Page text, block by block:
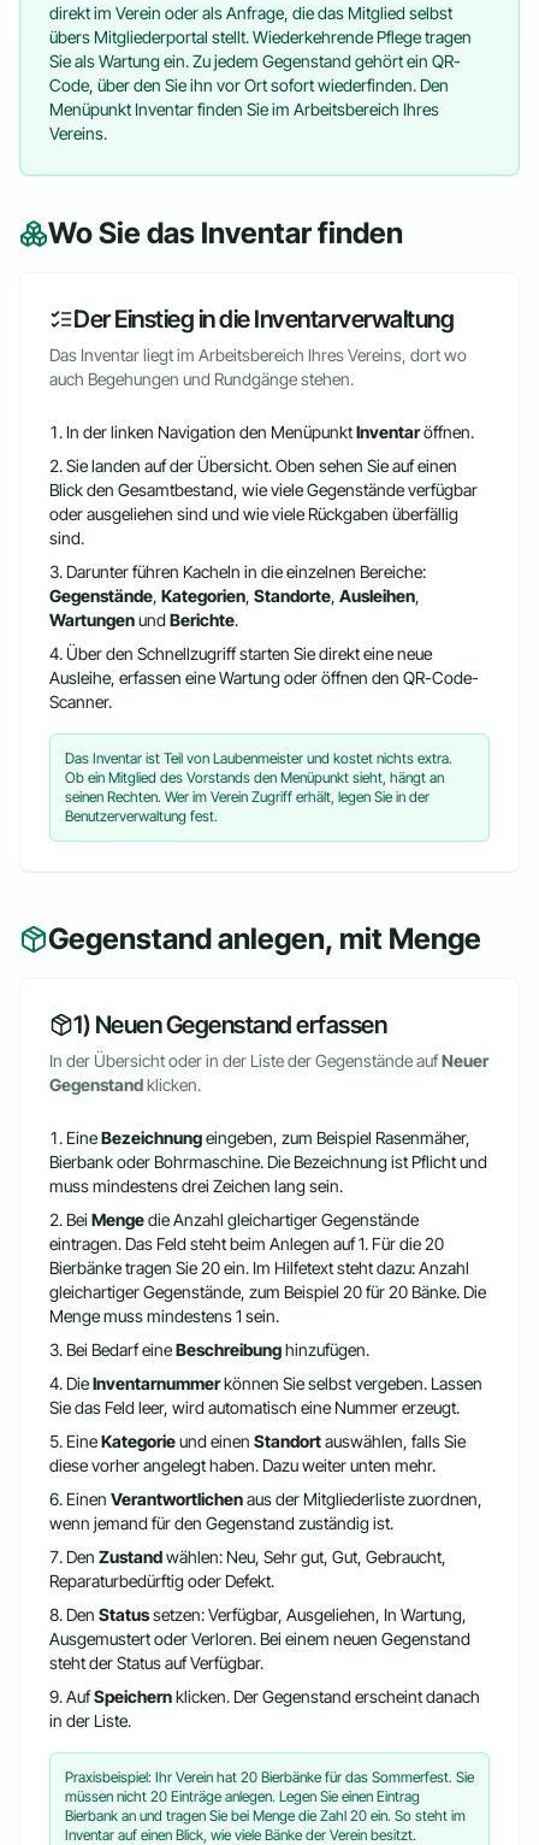
direkt im Verein oder als Anfrage, die das Mitglied selbst
übers Mitgliederportal stellt. Wiederkehrende Pflege tragen
Sie als Wartung ein. Zu jedem Gegenstand gehört ein QR-
Code, über den Sie ihn vor Ort sofort wiederfinden. Den
Menüpunkt Inventar finden Sie im Arbeitsbereich Ihres
Vereins.
Wo Sie das Inventar finden
Der Einstieg in die Inventarverwaltung
Das Inventar liegt im Arbeitsbereich Ihres Vereins, dort wo
auch Begehungen und Rundgänge stehen.
In der linken Navigation den MenüpunktInventaröffnen.
Sie landen auf der Übersicht. Oben sehen Sie auf einen
Blick den Gesamtbestand, wie viele Gegenstände verfügbar
oder ausgeliehen sind und wie viele Rückgaben überfällig
sind.
Darunter führen Kacheln in die einzelnen Bereiche:
Gegenstände, Kategorien, Standorte, Ausleihen,
WartungenundBerichte.
Über den Schnellzugriff starten Sie direkt eine neue
Ausleihe, erfassen eine Wartung oder öffnen den QR-Code-
Scanner.
Das Inventar ist Teil von Laubenmeister und kostet nichts extra.
Ob ein Mitglied des Vorstands den Menüpunkt sieht, hängt an
seinen Rechten. Wer im Verein Zugriff erhält, legen Sie in der
Benutzerverwaltung fest.
Gegenstand anlegen, mit Menge
1) Neuen Gegenstand erfassen
In der Übersicht oder in der Liste der Gegenstände aufNeuer
Gegenstandklicken.
EineBezeichnungeingeben, zum Beispiel Rasenmäher,
Bierbank oder Bohrmaschine. Die Bezeichnung ist Pflicht und
muss mindestens drei Zeichen lang sein.
Bei Mengedie Anzahl gleichartiger Gegenstände
eintragen. Das Feld steht beim Anlegen auf 1. Für die 20
Bierbänke tragen Sie 20 ein. Im Hilfetext steht dazu: Anzahl
gleichartiger Gegenstände, zum Beispiel 20 für 20 Bänke. Die
Menge muss mindestens 1 sein.
Bei Bedarf eineBeschreibunghinzufügen.
DieInventarnummerkönnen Sie selbst vergeben. Lassen
Sie das Feld leer, wird automatisch eine Nummer erzeugt.
EineKategorieund einen Standortauswählen, falls Sie
diese vorher angelegt haben. Dazu weiter unten mehr.
Einen Verantwortlichenaus der Mitgliederliste zuordnen,
wenn jemand für den Gegenstand zuständig ist.
Den Zustandwählen: Neu, Sehr gut, Gut, Gebraucht,
Reparaturbedürftig oder Defekt.
Den Statussetzen: Verfügbar, Ausgeliehen, In Wartung,
Ausgemustert oder Verloren. Bei einem neuen Gegenstand
steht der Status auf Verfügbar.
AufSpeichernklicken. Der Gegenstand erscheint danach
in der Liste.
Praxisbeispiel: Ihr Verein hat 20 Bierbänke für das Sommerfest. Sie
müssen nicht 20 Einträge anlegen. Legen Sie einen Eintrag
Bierbank an und tragen Sie bei Menge die Zahl 20 ein. So steht im
Inventar auf einen Blick, wie viele Bänke der Verein besitzt.